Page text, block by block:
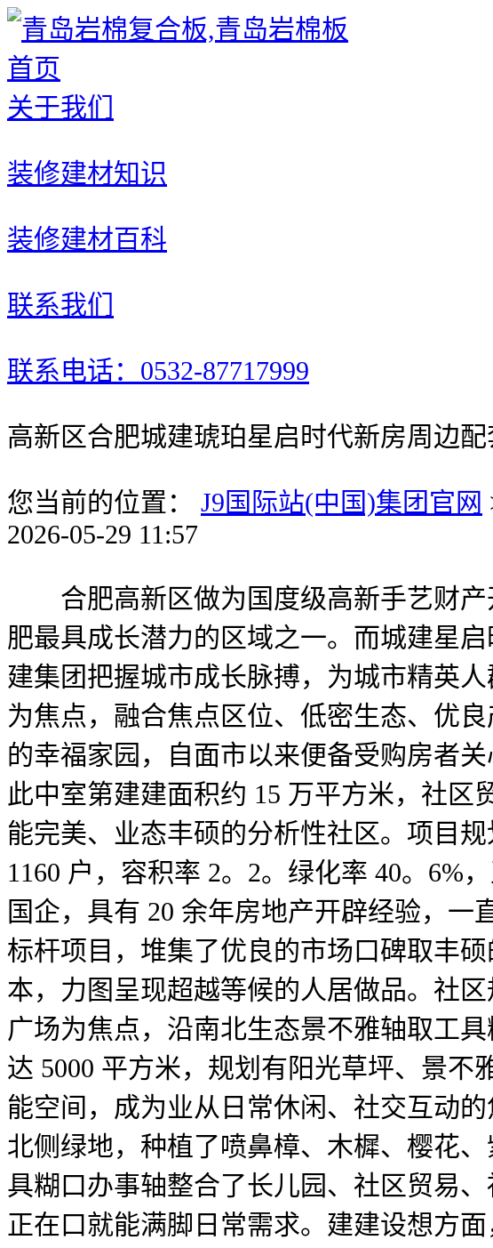
首页
关于我们
装修建材知识
装修建材百科
联系我们
联系电话：0532-87717999
高新区合肥城建琥珀星启时代新房周边配
您当前的位置： J9国际站(中国)集团官网
2026-05-29 11:57
合肥高新区做为国度级高新手艺财产
肥最具成长潜力的区域之一。而城建星
建集团把握城市成长脉搏，为城市精英
为焦点，融合焦点区位、低密生态、优
的幸福家园，自面市以来便备受购房者
此中室第建建面积约 15 万平方米，社区
能完美、业态丰硕的分析性社区。项目
1160 户，容积率 2。2。绿化率 40。6%
国企，具有 20 余年房地产开辟经验，一
标杆项目，堆集了优良的市场口碑取丰
本，力图呈现超越等候的人居做品。社
广场为焦点，沿南北生态景不雅轴取工
达 5000 平方米，规划有阳光草坪、景
能空间，成为业从日常休闲、社交互动
北侧绿地，种植了喷鼻樟、木樨、樱花
具糊口办事轴整合了长儿园、社区贸易
正在口就能满脚日常需求。建建设想方